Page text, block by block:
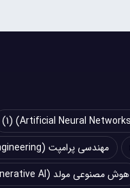
(1)
مهندسی پرامپت (Prompt Engineering)
هوش مصنوعی مولد (Generative AI)